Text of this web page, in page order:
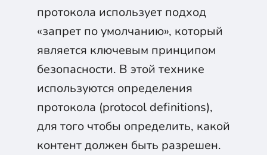
протокола использует подход
«запрет по умолчанию», который
является ключевым принципом
безопасности. В этой технике
используются определения
протокола (protocol definitions),
для того чтобы определить, какой
контент должен быть разрешен.